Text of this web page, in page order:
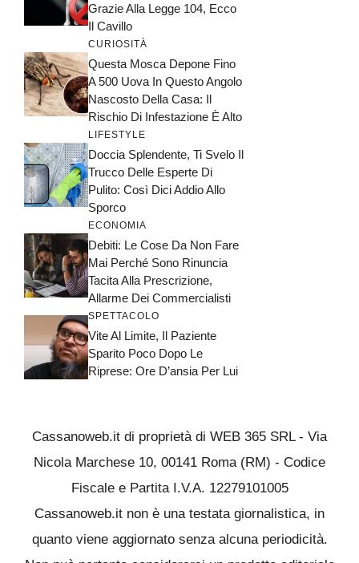
Grazie Alla Legge 104, Ecco
Il Cavillo
CURIOSITÀ
Questa Mosca Depone Fino
A 500 Uova In Questo Angolo
Nascosto Della Casa: Il
Rischio Di Infestazione È Alto
LIFESTYLE
Doccia Splendente, Ti Svelo Il
Trucco Delle Esperte Di
Pulito: Così Dici Addio Allo
Sporco
ECONOMIA
Debiti: Le Cose Da Non Fare
Mai Perché Sono Rinuncia
Tacita Alla Prescrizione,
Allarme Dei Commercialisti
SPETTACOLO
Vite Al Limite, Il Paziente
Sparito Poco Dopo Le
Riprese: Ore D’ansia Per Lui
Cassanoweb.it di proprietà di WEB 365 SRL - Via
Nicola Marchese 10, 00141 Roma (RM) - Codice
Fiscale e Partita I.V.A. 12279101005
Cassanoweb.it non è una testata giornalistica, in
quanto viene aggiornato senza alcuna periodicità.